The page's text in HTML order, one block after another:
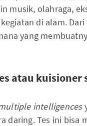
musik, olahraga,
di alam. Dari
yang
atau kuisioner
intelligences
daring. Tes ini bisa